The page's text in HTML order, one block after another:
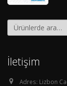
İletişim
Adres: Lizbon